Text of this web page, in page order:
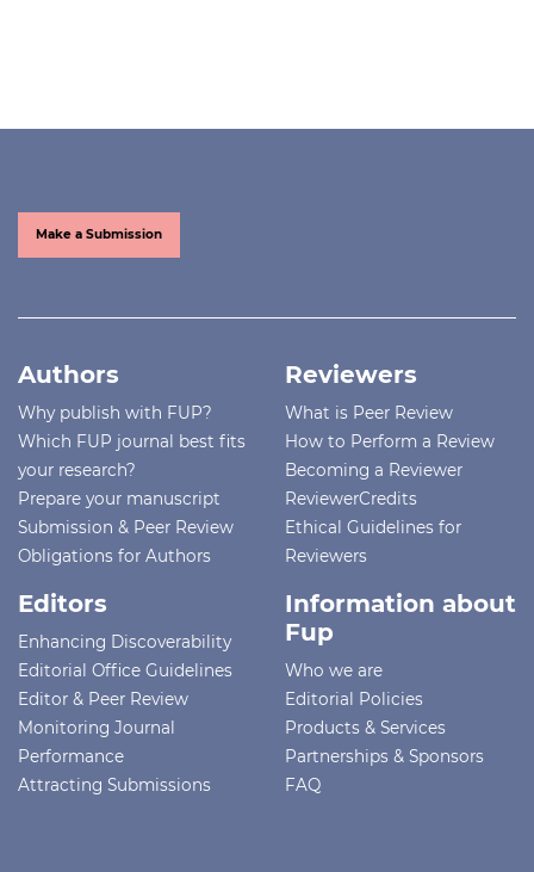
Make a Submission
Authors
Why publish with FUP?
Which FUP journal best fits
your research?
Prepare your manuscript
Submission & Peer Review
Obligations for Authors
Reviewers
What is Peer Review
How to Perform a Review
Becoming a Reviewer
ReviewerCredits
Ethical Guidelines for
Reviewers
Editors
Enhancing Discoverability
Editorial Office Guidelines
Editor & Peer Review
Monitoring Journal
Performance
Attracting Submissions
Information about
Fup
Who we are
Editorial Policies
Products & Services
Partnerships & Sponsors
FAQ